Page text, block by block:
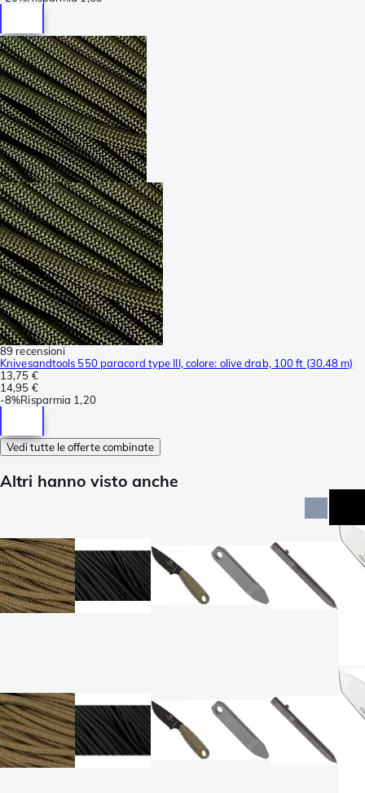
89 recensioni
Knivesandtools 550 paracord type III, colore: olive drab, 100 ft (30.48 m)
13,75 €
14,95 €
-8%Risparmia 1,20
Vedi tutte le offerte combinate
Altri hanno visto anche